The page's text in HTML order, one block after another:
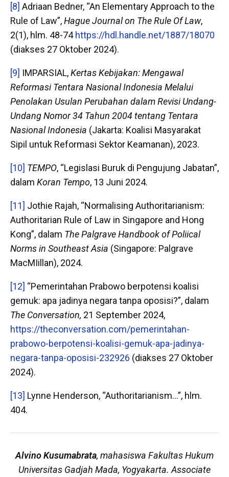
[8] Adriaan Bedner, “An Elementary Approach to the
Rule of Law”,Hague Journal on The Rule Of Law,
2(1), hlm. 48-74https://hdl.handle.net/1887/18070
(diakses 27 Oktober 2024).
[9] IMPARSIAL,Kertas Kebijakan: Mengawal
Reformasi Tentara Nasional Indonesia Melalui
Penolakan Usulan Perubahan dalam Revisi Undang-
Undang Nomor 34 Tahun 2004 tentang Tentara
Nasional Indonesia (Jakarta: Koalisi Masyarakat
Sipil untuk Reformasi Sektor Keamanan), 2023.
[10] TEMPO, “Legislasi Buruk di Pengujung Jabatan”,
dalam Koran Tempo, 13 Juni 2024.
[11] Jothie Rajah, “Normalising Authoritarianism:
Authoritarian Rule of Law in Singapore and Hong
Kong”, dalam The Palgrave Handbook of Poliical
Norms in Southeast Asia (Singapore: Palgrave
MacMIillan), 2024.
[12] “Pemerintahan Prabowo berpotensi koalisi
gemuk: apa jadinya negara tanpa oposisi?”, dalam
The Conversation, 21 September 2024,
https://theconversation.com/pemerintahan-
prabowo-berpotensi-koalisi-gemuk-apa-jadinya-
negara-tanpa-oposisi-232926 (diakses 27 Oktober
2024).
[13] Lynne Henderson, “Authoritarianism…”, hlm.
404.
Alvino Kusumabrata, mahasiswa Fakultas Hukum
Universitas Gadjah Mada, Yogyakarta. Associate